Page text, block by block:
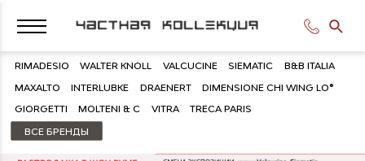
RIMADESIO WALTER KNOLL VALCUCINE SIEMATIC B&B ITALIA
MAXALTO INTERLUBKE DRAENERT DIMENSIONE CHI WING LO®
GIORGETTI MOLTENI & C VITRA TRECA PARIS
ВСЕ БРЕНДЫ